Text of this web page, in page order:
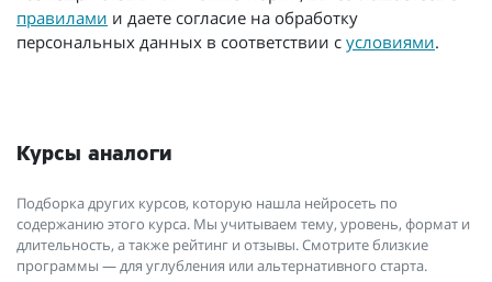
правилами и даете согласие на обработку
персональных данных в соответствии с условиями.
Курсы аналоги
Подборка других курсов, которую нашла нейросеть по
содержанию этого курса. Мы учитываем тему, уровень, формат и
длительность, а также рейтинг и отзывы. Смотрите близкие
программы — для углубления или альтернативного старта.